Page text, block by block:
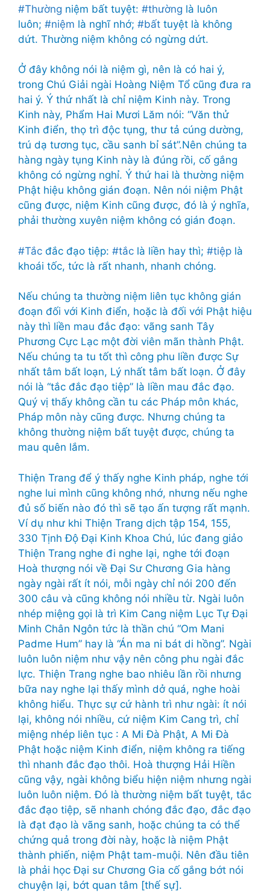
#Thường niệm bất tuyệt: #thường là luôn
luôn; #niệm là nghĩ nhớ; #bất tuyệt là không
dứt. Thường niệm không có ngừng dứt.
Ở đây không nói là niệm gì, nên là có hai ý,
trong Chú Giải ngài Hoàng Niệm Tổ cũng đưa ra
hai ý. Ý thứ nhất là chỉ niệm Kinh này. Trong
Kinh này, Phẩm Hai Mươi Lăm nói: “Văn thử
Kinh điển, thọ trì độc tụng, thư tả cúng dường,
trú dạ tương tục, cầu sanh bỉ sát”.Nên chúng ta
hàng ngày tụng Kinh này là đúng rồi, cố gắng
không có ngừng nghỉ. Ý thứ hai là thường niệm
Phật hiệu không gián đoạn. Nên nói niệm Phật
cũng được, niệm Kinh cũng được, đó là ý nghĩa,
phải thường xuyên niệm không có gián đoạn.
#Tắc đắc đạo tiệp: #tắc là liền hay thì; #tiệp là
khoái tốc, tức là rất nhanh, nhanh chóng.
Nếu chúng ta thường niệm liên tục không gián
đoạn đối với Kinh điển, hoặc là đối với Phật hiệu
này thì liền mau đắc đạo: vãng sanh Tây
Phương Cực Lạc một đời viên mãn thành Phật.
Nếu chúng ta tu tốt thì công phu liền được Sự
nhất tâm bất loạn, Lý nhất tâm bất loạn. Ở đây
nói là “tắc đắc đạo tiệp” là liền mau đắc đạo.
Quý vị thấy không cần tu các Pháp môn khác,
Pháp môn này cũng được. Nhưng chúng ta
không thường niệm bất tuyệt được, chúng ta
mau quên lắm.
Thiện Trang để ý thấy nghe Kinh pháp, nghe tới
nghe lui mình cũng không nhớ, nhưng nếu nghe
đủ số biến nào đó thì sẽ tạo ấn tượng rất mạnh.
Ví dụ như khi Thiện Trang dịch tập 154, 155,
330 Tịnh Độ Đại Kinh Khoa Chú, lúc đang giảo
Thiện Trang nghe đi nghe lại, nghe tới đoạn
Hoà thượng nói về Đại Sư Chương Gia hàng
ngày ngài rất ít nói, mỗi ngày chỉ nói 200 đến
300 câu và cũng không nói nhiều từ. Ngài luôn
nhép miệng gọi là trì Kim Cang niệm Lục Tự Đại
Minh Chân Ngôn tức là thần chú “Om Mani
Padme Hum” hay là “Án ma ni bát di hồng”. Ngài
luôn luôn niệm như vậy nên công phu ngài đắc
lực. Thiện Trang nghe bao nhiêu lần rồi nhưng
bữa nay nghe lại thấy mình dở quá, nghe hoài
không hiểu. Thực sự cứ hành trì như ngài: ít nói
lại, không nói nhiều, cứ niệm Kim Cang trì, chỉ
miệng nhép liên tục : A Mi Đà Phật, A Mi Đà
Phật hoặc niệm Kinh điển, niệm không ra tiếng
thì nhanh đắc đạo thôi. Hoà thượng Hải Hiền
cũng vậy, ngài không biểu hiện niệm nhưng ngài
luôn luôn niệm. Đó là thường niệm bất tuyệt, tắc
đắc đạo tiệp, sẽ nhanh chóng đắc đạo, đắc đạo
là đạt đạo là vãng sanh, hoặc chúng ta có thể
chứng quả trong đời này, hoặc là niệm Phật
thành phiến, niệm Phật tam-muội. Nên đầu tiên
là phải học Đại sư Chương Gia cố gắng bớt nói
chuyện lại, bớt quan tâm [thế sự].